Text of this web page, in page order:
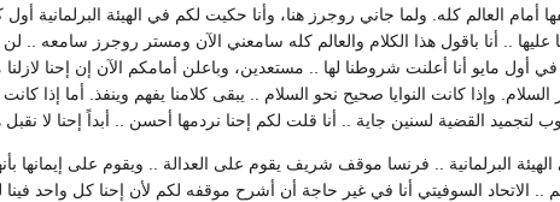
العالم كله. ولما جاني روجرز هنا، وأنا حكيت لكم في الهيئة البرلمانية أول
.. أنا باقول هذا الكلام والعالم كله سامعني الآن ومستر روجرز سامعه
أول مايو أنا أعلنت شروطنا لها .. مستعدين، وباعلن أمامكم الآن إن إحنا
وإذا كانت النوايا صحيح نحو السلام .. يبقى كلامنا يفهم وينفذ. أما إذا كانت
لتجميد القضية لسنين جاية .. أنا قلت لكم إحنا نردمها أحسن .. أبداً إحنا لا نقبل
البرلمانية .. فرنسا موقف شريف يقوم على العدالة .. ويقوم على إيمانها
.. الاتحاد السوفيتي أنا في غير حاجة أن أشرح موقفه لكم لأن إحنا كل واحد